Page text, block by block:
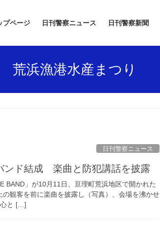
プページ 日刊警察ニュース 日刊警察新聞
荒浜漁港水産まつり
日刊警察ニュース
ンド結成 楽曲と防犯講話を披露
BAND」が10月11日、亘理町荒浜地区で開かれた
の観客を前に楽曲を披露し（写真）、会場を沸かせ
心と […]